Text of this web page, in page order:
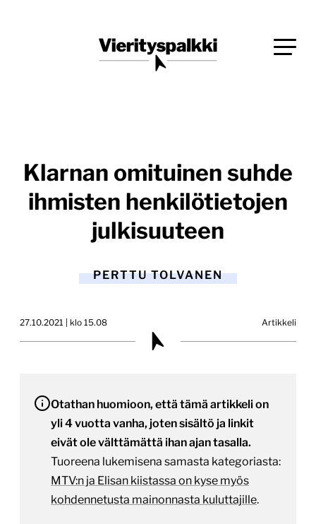
Vierityspalkki.fi
Klarnan omituinen suhde
ihmisten henkilötietojen
julkisuuteen
PERTTU TOLVANEN
27.10.2021 | klo 15.08 Artikkeli
Otathan huomioon, että tämä artikkeli on
yli 4 vuotta vanha, joten sisältö ja linkit
eivät ole välttämättä ihan ajan tasalla.
Tuoreena lukemisena samasta kategoriasta:
MTV:n ja Elisan kiistassa on kyse myös
kohdennetusta mainonnasta kuluttajille.